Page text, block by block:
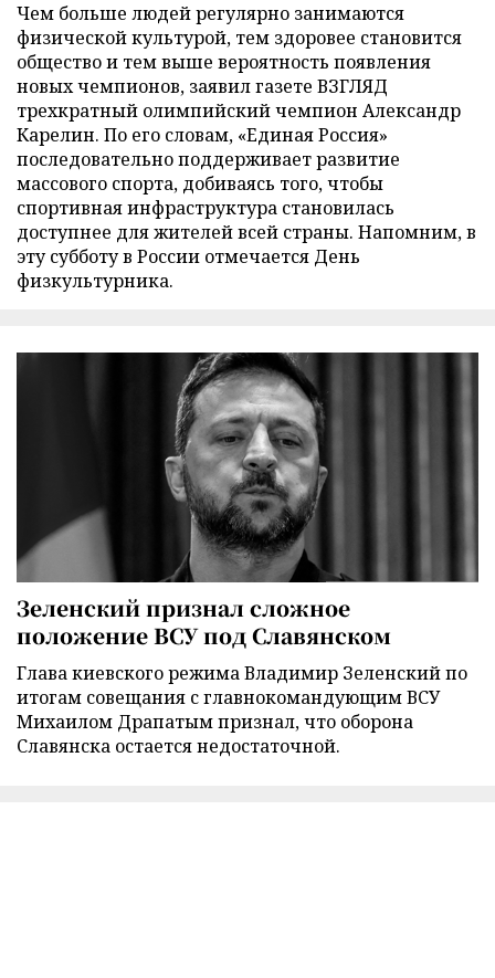
Чем больше людей регулярно занимаются
физической культурой, тем здоровее становится
общество и тем выше вероятность появления
новых чемпионов, заявил газете ВЗГЛЯД
трехкратный олимпийский чемпион Александр
Карелин. По его словам, «Единая Россия»
последовательно поддерживает развитие
массового спорта, добиваясь того, чтобы
спортивная инфраструктура становилась
доступнее для жителей всей страны. Напомним, в
эту субботу в России отмечается День
физкультурника.
Зеленский признал сложное
положение ВСУ под Славянском
Глава киевского режима Владимир Зеленский по
итогам совещания с главнокомандующим ВСУ
Михаилом Драпатым признал, что оборона
Славянска остается недостаточной.